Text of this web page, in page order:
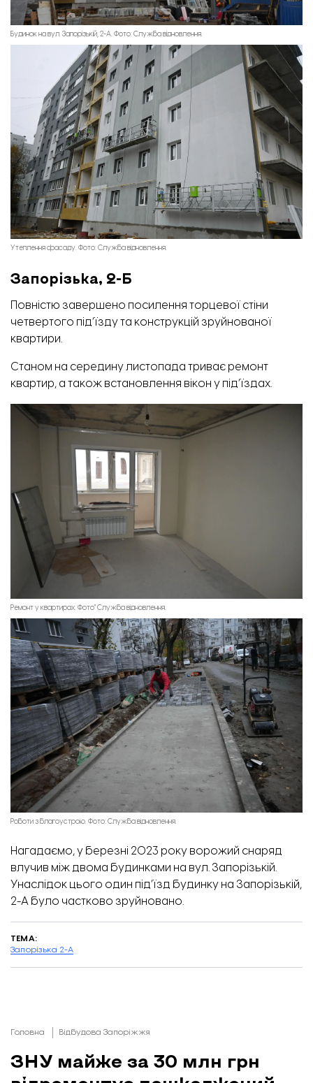
Будинок на вул. Запорізькій, 2-А. Фото: Служба відновлення.
Утеплення фасаду. Фото: Служба відновлення.
Запорізька, 2-Б
Повністю завершено посилення торцевої стіни
четвертого під’їзду та конструкцій зруйнованої
квартири.
Станом на середину листопада триває ремонт
квартир, а також встановлення вікон у під’їздах.
Ремонт у квартирах. Фото" Служба відновлення.
Роботи з благоустрою. Фото: Служба відновлення.
Нагадаємо, у березні 2023 року ворожий снаряд
влучив між двома будинками на вул. Запорізькій.
Унаслідок цього один під’їзд будинку на Запорізькій,
2-А було частково зруйновано.
ТЕМА:
Запорізька 2-А
Головна Відбудова Запоріжжя
ЗНУ майже за 30 млн грн